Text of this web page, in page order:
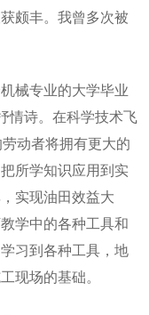
颇丰。我曾多次被
械专业的大学毕业
情诗。在科学技术飞
动者将拥有更大的
所学知识应用到实
实现油田效益大
学中的各种工具和
习到各种工具，地
现场的基础。